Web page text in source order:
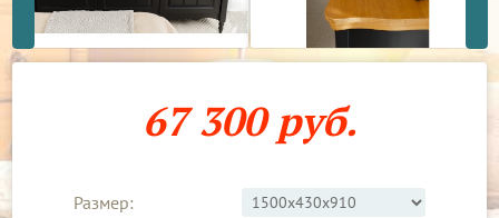
67 300 руб.
Размер: